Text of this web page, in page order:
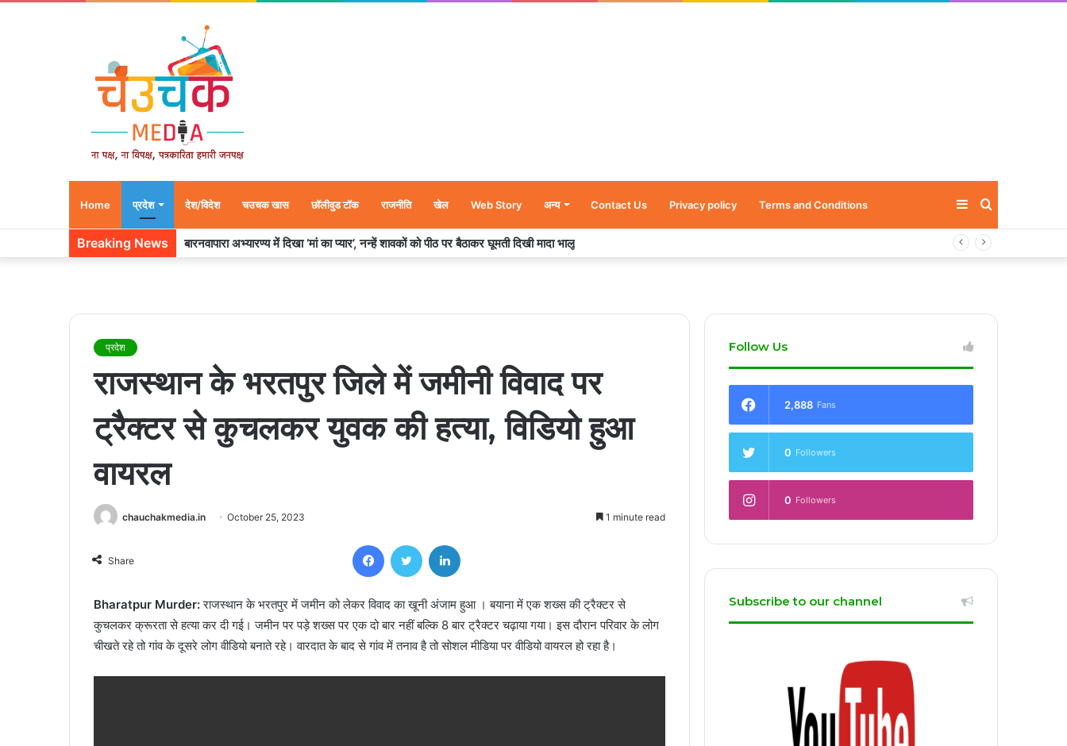
Home प्रदेश देश/विदेश चउचक खास छॉलीवुड टॉक राजनीति खेल Web Story अन्य Contact Us Privacy policy Terms and Conditions Sidebar
Breaking News बारनवापारा अभ्यारण्य में दिखा ‘मां का प्यार’, नन्हें शावकों को पीठ पर बैठाकर घूमती दिखी मादा भालू
प्रदेश
राजस्थान के भरतपुर जिले में जमीनी विवाद पर
ट्रैक्टर से कुचलकर युवक की हत्या, विडियो हुआ
वायरल
chauchakmedia.in October 25, 2023 1 minute read
Share
FacebookTwitter
Bharatpur Murder:राजस्थान के भरतपुर में जमीन को लेकर विवाद का खूनी अंजाम हुआ । बयाना में एक शख्स की ट्रैक्टर से
कुचलकर क्रूरता से हत्या कर दी गई। जमीन पर पड़े शख्स पर एक दो बार नहीं बल्कि 8 बार ट्रैक्टर चढ़ाया गया। इस दौरान परिवार के लोग
चीखते रहे तो गांव के दूसरे लोग वीडियो बनाते रहे। वारदात के बाद से गांव में तनाव है तो सोशल मीडिया पर वीडियो वायरल हो रहा है।
Follow Us
2,888 Fans
0 Followers
0 Followers
Subscribe to our channel